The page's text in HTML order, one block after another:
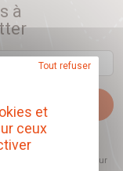
à
afin de mieux
les contenus
reste sans incidence sur
et
ceux
Tout refuser